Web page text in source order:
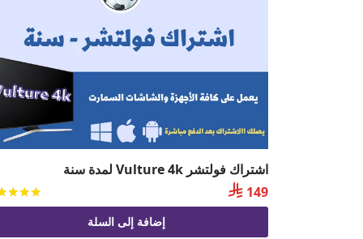
اشتراك فولتشر Vulture 4k لمدة سنة
 149
إضافة إلى السلة